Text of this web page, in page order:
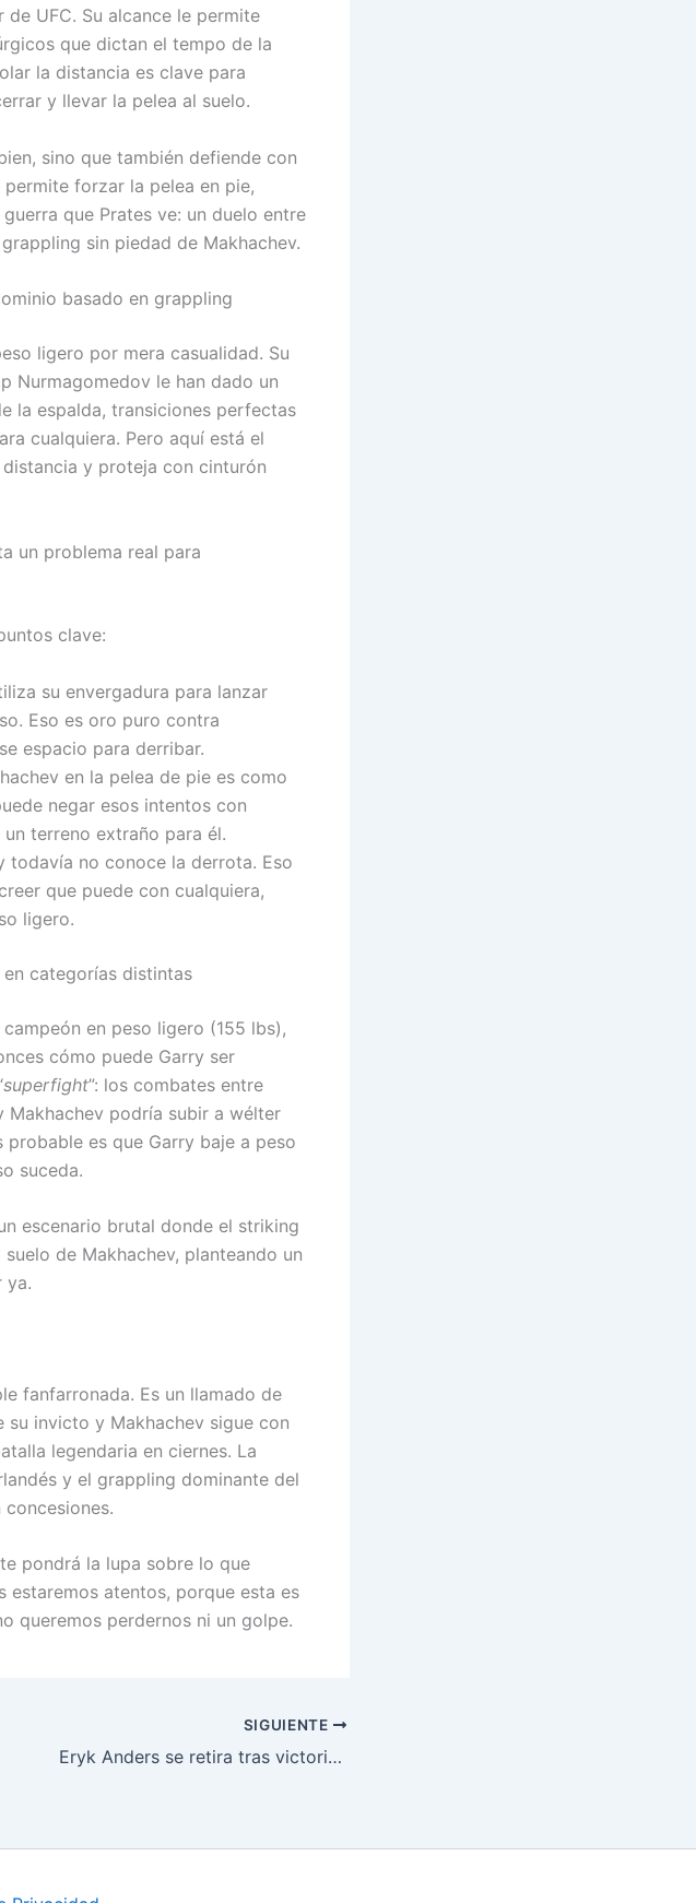
UFC. Su alcance le permite
que dictan el tempo de la
la distancia es clave para
y llevar la pelea al suelo.
sino que también defiende con
forzar la pelea en pie,
que Prates ve: un duelo entre
sin piedad de Makhachev.
basado en grappling
ligero por mera casualidad. Su
Nurmagomedov le han dado un
la espalda, transiciones perfectas
cualquiera. Pero aquí está el
y proteja con cinturón
un problema real para
clave:
su envergadura para lanzar
Eso es oro puro contra
espacio para derribar.
en la pelea de pie es como
negar esos intentos con
terreno extraño para él.
todavía no conoce la derrota. Eso
que puede con cualquiera,
ligero.
categorías distintas
en peso ligero (155 lbs),
cómo puede Garry ser
superfight”: los combates entre
Makhachev podría subir a wélter
es que Garry baje a peso
suceda.
escenario brutal donde el striking
de Makhachev, planteando un
ya.
fanfarronada. Es un llamado de
su invicto y Makhachev sigue con
legendaria en ciernes. La
y el grappling dominante del
pondrá la lupa sobre lo que
atentos, porque esta es
queremos perdernos ni un golpe.
SIGUIENTE
Eryk Anders se retira tras victoria dura en UFC Vegas 114